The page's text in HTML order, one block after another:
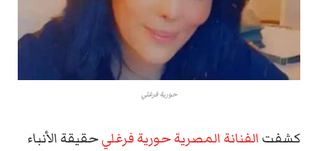
حورية فرغلي
كشفتالفنانة المصرية حورية فرغليحقيقة الأنباء